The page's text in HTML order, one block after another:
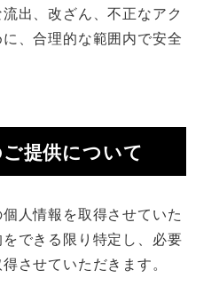
出、改ざん、不正なアク
、合理的な範囲内で安全
提供について
人情報を取得させていた
できる限り特定し、必要
させていただきます。